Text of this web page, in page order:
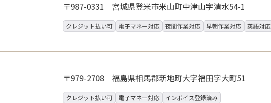
〒987-0331 宮城県登米市米山町中津山字清水54-1
クレジット払い可 電子マネー対応 夜間作業対応 早朝作業対応 英語対応
〒979-2708 福島県相馬郡新地町大字福田字大町51
クレジット払い可 電子マネー対応 インボイス登録済み